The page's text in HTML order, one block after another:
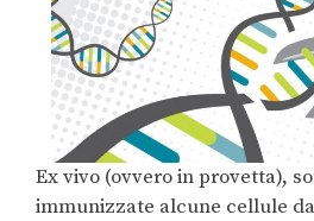
Ex vivo (ovvero in provetta),
immunizzate alcune cellule